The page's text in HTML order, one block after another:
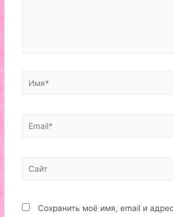
Имя*
Email*
Сайт
Сохранить моё имя, email и